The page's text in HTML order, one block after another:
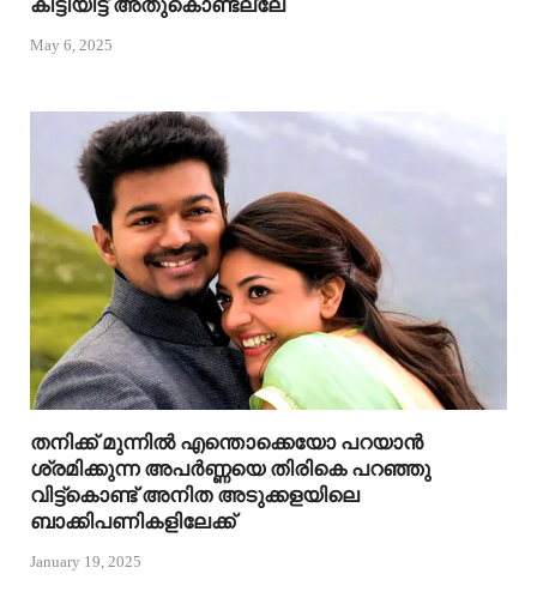
കിട്ടിയിട്ട് അതുകൊണ്ടല്ലേ
May 6, 2025
തനിക്ക് മുന്നിൽ എന്തൊക്കെയോ പറയാൻ
ശ്രമിക്കുന്ന അപർണ്ണയെ തിരികെ പറഞ്ഞു
വിട്ട്കൊണ്ട് അനിത അടുക്കളയിലെ
ബാക്കിപണികളിലേക്ക്
January 19, 2025